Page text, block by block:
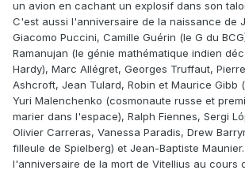
un avion en cachant un explosif dans son
C'est aussi l'anniversaire de la naissance de
Giacomo Puccini, Camille Guérin (le G du
Ramanujan (le génie mathématique indien
Hardy), Marc Allégret, Georges Truffaut,
Ashcroft, Jean Tulard, Robin et Maurice Gibb
Yuri Malenchenko (cosmonaute russe et
marier dans l'espace), Ralph Fiennes, Sergi
Olivier Carreras, Vanessa Paradis, Drew
filleule de Spielberg) et Jean-Baptiste
l'anniversaire de la mort de Vitellius au cours